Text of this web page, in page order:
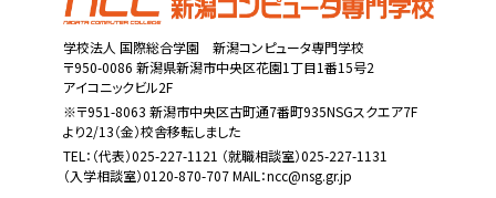
学校法人 国際総合学園 新潟コンピュータ専門学校
〒950-0086 新潟県新潟市中央区花園1丁目1番15号2
アイコニックビル2F
※〒951-8063 新潟市中央区古町通7番町935NSGスクエア7F
より2/13（金）校舎移転しました
TEL： （代表）025-227-1121 （就職相談室）025-227-1131
（入学相談室）0120-870-707 MAIL：ncc@nsg.gr.jp